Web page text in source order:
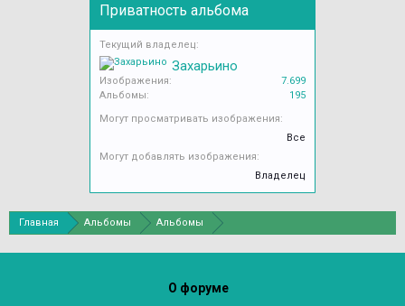
Приватность альбома
Текущий владелец:
Захарьино
Изображения:
7.699
Альбомы:
195
Могут просматривать изображения:
Все
Могут добавлять изображения:
Владелец
Главная Альбомы Альбомы
О форуме